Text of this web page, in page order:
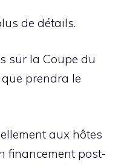
de détails.
sur la Coupe du
prendra le
aux hôtes
financement post-